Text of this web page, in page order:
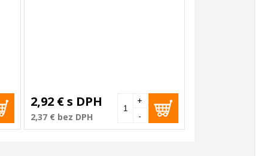
2,92 €s DPH
2,37 € bez DPH -
+